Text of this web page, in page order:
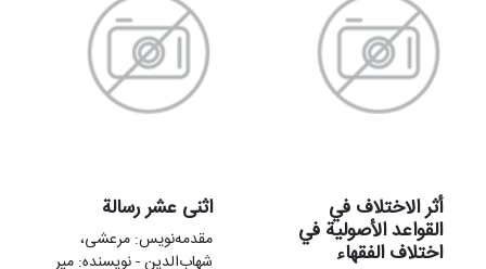
أثر الاختلاف في
القواعد الأصولية في
اختلاف الفقهاء
اثنی عشر رسالة
مقدمه‌نويس: مرعشی،
شهاب‌الدین - نویسنده: میر